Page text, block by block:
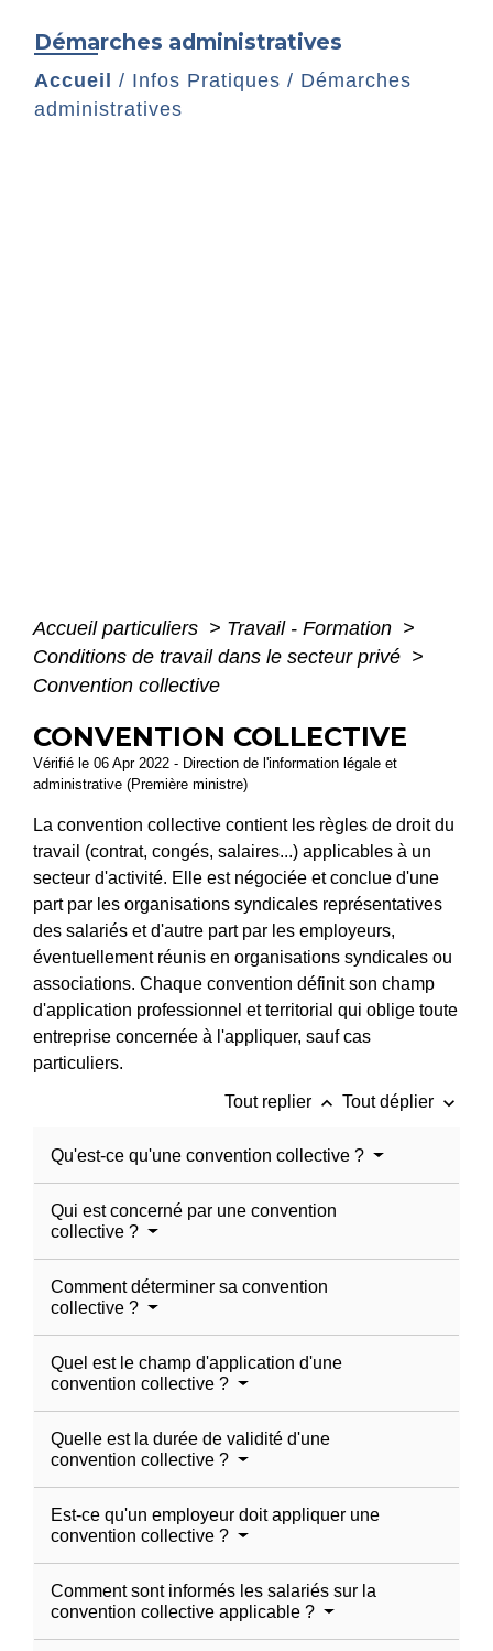
Démarches administratives
Accueil / Infos Pratiques / Démarches
administratives
Accueil particuliers > Travail - Formation >
Conditions de travail dans le secteur privé >
Convention collective
CONVENTION COLLECTIVE
Vérifié le 06 Apr 2022 - Direction de l'information légale et
administrative (Première ministre)
La convention collective contient les règles de droit du
travail (contrat, congés, salaires...) applicables à un
secteur d'activité. Elle est négociée et conclue d'une
part par les organisations syndicales représentatives
des salariés et d'autre part par les employeurs,
éventuellement réunis en organisations syndicales ou
associations. Chaque convention définit son champ
d'application professionnel et territorial qui oblige toute
entreprise concernée à l'appliquer, sauf cas
particuliers.
Tout replier keyboard_arrow_up Tout déplier keyboard_arrow_down
Qu'est-ce qu'une convention collective ?
Qui est concerné par une convention
collective ?
Comment déterminer sa convention
collective ?
Quel est le champ d'application d'une
convention collective ?
Quelle est la durée de validité d'une
convention collective ?
Est-ce qu'un employeur doit appliquer une
convention collective ?
Comment sont informés les salariés sur la
convention collective applicable ?